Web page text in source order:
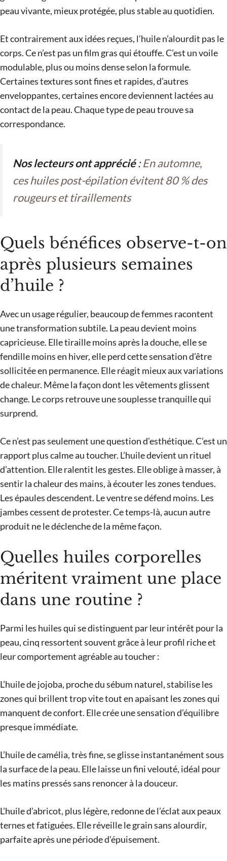
peau vivante, mieux protégée, plus stable au quotidien.
Et contrairement aux idées reçues, l’huile n’alourdit pas le
corps. Ce n’est pas un film gras qui étouffe. C’est un voile
modulable, plus ou moins dense selon la formule.
Certaines textures sont fines et rapides, d’autres
enveloppantes, certaines encore deviennent lactées au
contact de la peau. Chaque type de peau trouve sa
correspondance.
Nos lecteurs ont apprécié:En automne,
ces huiles post-épilation évitent 80 % des
rougeurs et tiraillements
Quels bénéfices observe-t-on
après plusieurs semaines
d’huile ?
Avec un usage régulier, beaucoup de femmes racontent
une transformation subtile. La peau devient moins
capricieuse. Elle tiraille moins après la douche, elle se
fendille moins en hiver, elle perd cette sensation d’être
sollicitée en permanence. Elle réagit mieux aux variations
de chaleur. Même la façon dont les vêtements glissent
change. Le corps retrouve une souplesse tranquille qui
surprend.
Ce n’est pas seulement une question d’esthétique. C’est un
rapport plus calme au toucher. L’huile devient un rituel
d’attention. Elle ralentit les gestes. Elle oblige à masser, à
sentir la chaleur des mains, à écouter les zones tendues.
Les épaules descendent. Le ventre se défend moins. Les
jambes cessent de protester. Ce temps-là, aucun autre
produit ne le déclenche de la même façon.
Quelles huiles corporelles
méritent vraiment une place
dans une routine ?
Parmi les huiles qui se distinguent par leur intérêt pour la
peau, cinq ressortent souvent grâce à leur profil riche et
leur comportement agréable au toucher :
L’huile de jojoba, proche du sébum naturel, stabilise les
zones qui brillent trop vite tout en apaisant les zones qui
manquent de confort. Elle crée une sensation d’équilibre
presque immédiate.
L’huile de camélia, très fine, se glisse instantanément sous
la surface de la peau. Elle laisse un fini velouté, idéal pour
les matins pressés sans renoncer à la douceur.
L’huile d’abricot, plus légère, redonne de l’éclat aux peaux
ternes et fatiguées. Elle réveille le grain sans alourdir,
parfaite après une période d’épuisement.